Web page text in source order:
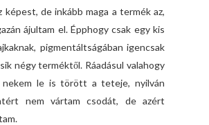
képest, de inkább maga a termék az,
ájultam el. Épphogy csak egy kis
pigmentáltságában igencsak
négy terméktől. Ráadásul valahogy
nekem le is törött a teteje, nyilván
nem vártam csodát, de azért